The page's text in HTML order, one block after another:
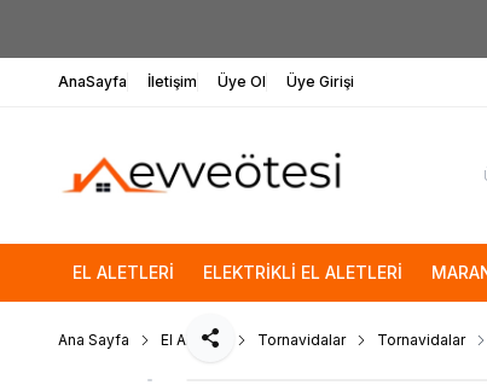
AnaSayfa İletişim Üye Ol Üye Girişi
EL ALETLERİ ELEKTRİKLİ EL ALETLERİ
Ana Sayfa El Aletleri Tornavidalar Tornavidalar
Paylaş